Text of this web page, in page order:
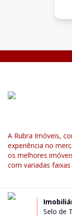
A Rubra Imóveis,
experiência no
os melhores
com variadas
Selo de